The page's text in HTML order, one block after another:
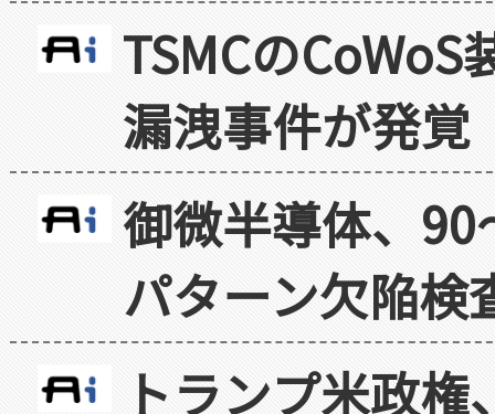
TSMCの
漏洩事件が発覚
御微半導体、
パターン欠陥検
トランプ米政